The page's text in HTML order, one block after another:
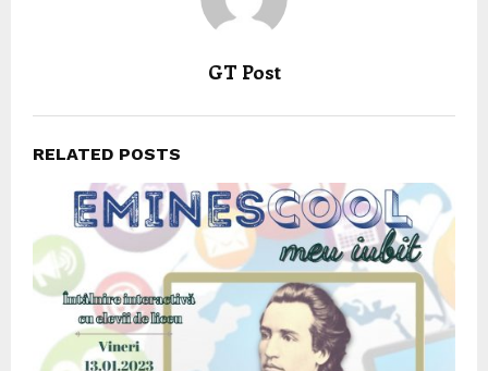
GT Post
RELATED POSTS